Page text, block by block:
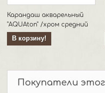
Карандаш акварельный
"AQUAton" /хром средний
В корзину!
Покупатели